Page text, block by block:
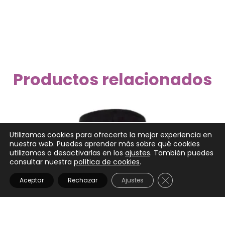
Productos relacionados
Utilizamos cookies para ofrecerte la mejor experiencia en
nuestra web. Puedes aprender más sobre qué cookies
utilizamos o desactivarlas en los ajustes. También puedes
consultar nuestra política de cookies.
Aceptar Rechazar Ajustes CERRAR EL